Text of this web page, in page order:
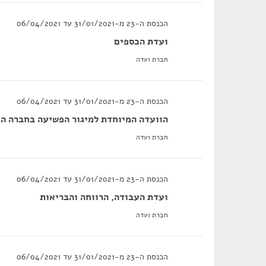
הכנסת ה-23 מ-31/01/2021 עד 06/04/2021
ועדת הכספים
חברת ועדה
הכנסת ה-23 מ-31/01/2021 עד 06/04/2021
הוועדה המיוחדת למיגור הפשיעה בחברה
חברת ועדה
הכנסת ה-23 מ-31/01/2021 עד 06/04/2021
ועדת העבודה, הרווחה והבריאות
חברת ועדה
הכנסת ה-23 מ-31/01/2021 עד 06/04/2021